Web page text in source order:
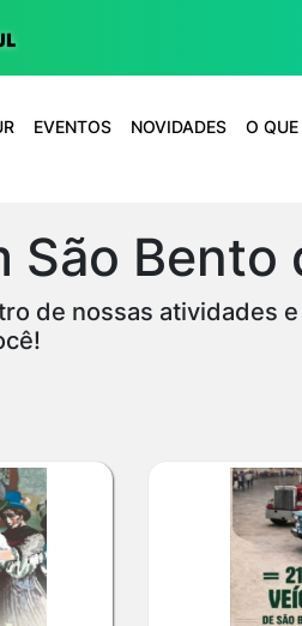
EVENTOS NOVIDADES O QUE
São Bento
de nossas atividades